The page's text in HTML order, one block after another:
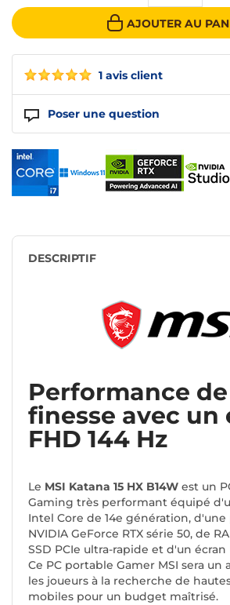
1 avis client
Poser une question
AJOUTER AU
DESCRIPTIF
Performance
finesse avec un
FHD 144 Hz
Le MSI Katana 15 HX B14W est un
Gaming très performant équipé
Intel Core de 14e génération,
NVIDIA GeForce RTX série 50, de
SSD PCIe ultra-rapide et d'un écran
Ce PC portable Gamer MSI sera un
les joueurs à la recherche de
mobiles pour un budget maîtrisé.